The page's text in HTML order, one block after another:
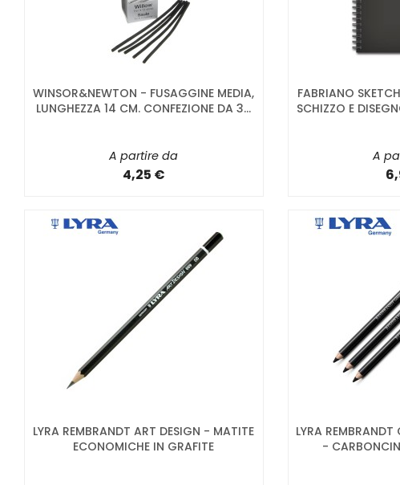
WINSOR&NEWTON - FUSAGGINE MEDIA,
LUNGHEZZA 14 CM. CONFEZIONE DA 3...
A partire da
4,25 €
FABRIANO
SCHIZZO E
A
LYRA REMBRANDT ART DESIGN - MATITE
ECONOMICHE IN GRAFITE
LYRA
-